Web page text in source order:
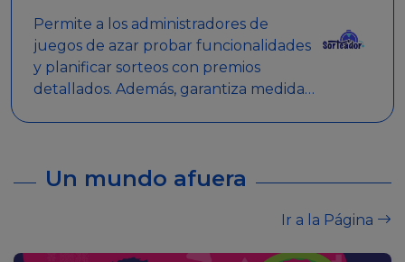
Permite a los administradores de
juegos de azar probar funcionalidades
y planificar sorteos con premios
detallados. Además, garantiza medidas
Un mundo afuera
Ir a la Página